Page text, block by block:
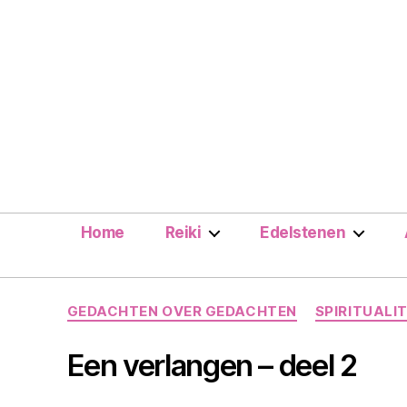
Home Reiki Edelstenen
GEDACHTEN OVER GEDACHTEN
Een verlangen – deel 2